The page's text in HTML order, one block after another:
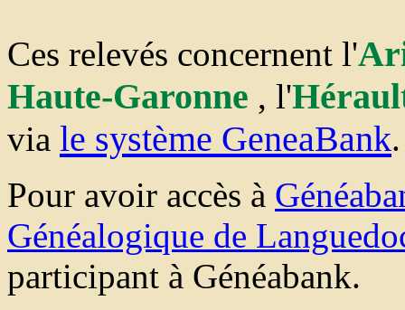
Ces relevés concernent l'
Haute-Garonne , l'
via le système GeneaBank.
Pour avoir accès à
Généalogique de
participant à Généabank.